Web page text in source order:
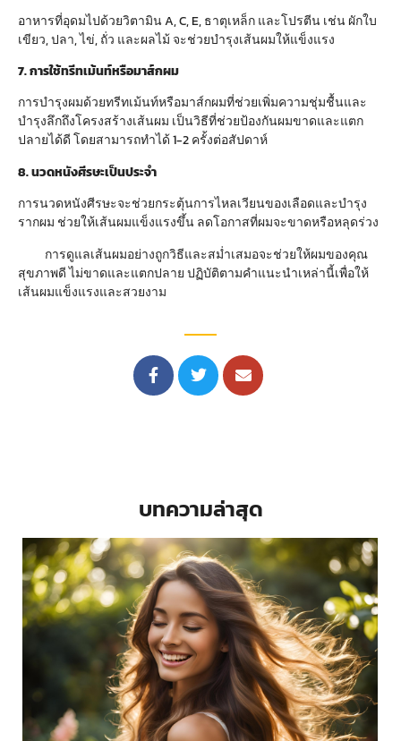
อาหารที่อุดมไปด้วยวิตามิน A, C, E, ธาตุเหล็ก และโปรตีน เช่น ผักใบ
เขียว, ปลา, ไข่, ถั่ว และผลไม้ จะช่วยบำรุงเส้นผมให้แข็งแรง
7. การใช้ทรีทเม้นท์หรือมาส์กผม
การบำรุงผมด้วยทรีทเม้นท์หรือมาส์กผมที่ช่วยเพิ่มความชุ่มชื้นและ
บำรุงลึกถึงโครงสร้างเส้นผม เป็นวิธีที่ช่วยป้องกันผมขาดและแตก
ปลายได้ดี โดยสามารถทำได้ 1-2 ครั้งต่อสัปดาห์
8. นวดหนังศีรษะเป็นประจำ
การนวดหนังศีรษะจะช่วยกระตุ้นการไหลเวียนของเลือดและบำรุง
รากผม ช่วยให้เส้นผมแข็งแรงขึ้น ลดโอกาสที่ผมจะขาดหรือหลุดร่วง
การดูแลเส้นผมอย่างถูกวิธีและสม่ำเสมอจะช่วยให้ผมของคุณ
สุขภาพดี ไม่ขาดและแตกปลาย ปฏิบัติตามคำแนะนำเหล่านี้เพื่อให้
เส้นผมแข็งแรงและสวยงาม
บทความล่าสุด